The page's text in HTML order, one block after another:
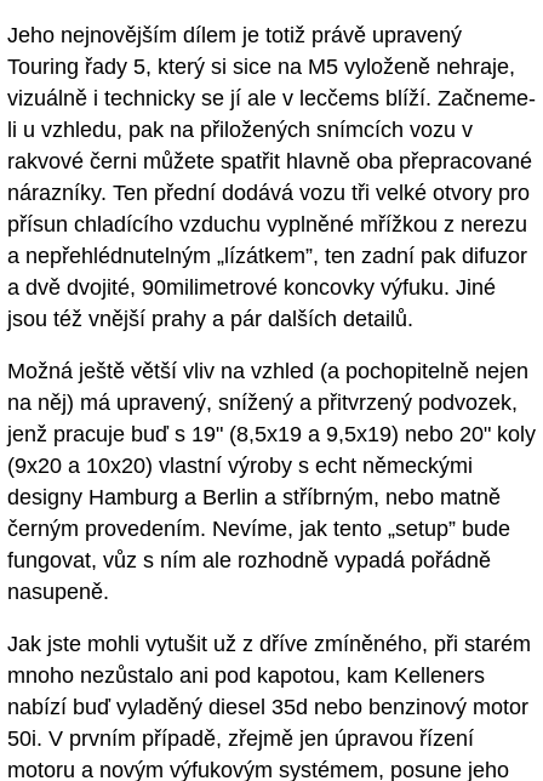
Jeho nejnovějším dílem je totiž právě upravený
Touring řady 5, který si sice na M5 vyloženě nehraje,
vizuálně i technicky se jí ale v lecčems blíží. Začneme-
li u vzhledu, pak na přiložených snímcích vozu v
rakvové černi můžete spatřit hlavně oba přepracované
nárazníky. Ten přední dodává vozu tři velké otvory pro
přísun chladícího vzduchu vyplněné mřížkou z nerezu
a nepřehlédnutelným „lízátkem”, ten zadní pak difuzor
a dvě dvojité, 90milimetrové koncovky výfuku. Jiné
jsou též vnější prahy a pár dalších detailů.
Možná ještě větší vliv na vzhled (a pochopitelně nejen
na něj) má upravený, snížený a přitvrzený podvozek,
jenž pracuje buď s 19" (8,5x19 a 9,5x19) nebo 20" koly
(9x20 a 10x20) vlastní výroby s echt německými
designy Hamburg a Berlin a stříbrným, nebo matně
černým provedením. Nevíme, jak tento „setup” bude
fungovat, vůz s ním ale rozhodně vypadá pořádně
nasupeně.
Jak jste mohli vytušit už z dříve zmíněného, při starém
mnoho nezůstalo ani pod kapotou, kam Kelleners
nabízí buď vyladěný diesel 35d nebo benzinový motor
50i. V prvním případě, zřejmě jen úpravou řízení
motoru a novým výfukovým systémem, posune jeho